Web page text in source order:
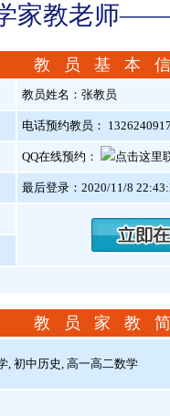
家教老师——
教 员 基 本
教员姓名：张教员
电话预约教员：
QQ在线预约：
最后登录：2020/11/8
教 员 家 教
, 初中历史, 高一高二数学